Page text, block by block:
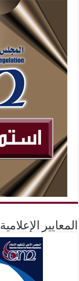
المعايير الإعلامية